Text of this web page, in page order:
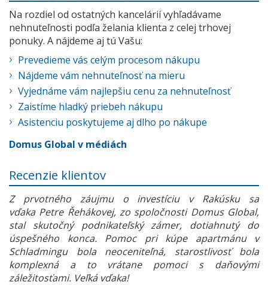
Na rozdiel od ostatných kancelárií vyhľadávame
nehnuteľnosti podľa želania klienta z celej trhovej
ponuky. A nájdeme aj tú Vašu:
Prevedieme vás celým procesom nákupu
Nájdeme vám nehnuteľnosť na mieru
Vyjednáme vám najlepšiu cenu za nehnuteľnosť
Zaistíme hladký priebeh nákupu
Asistenciu poskytujeme aj dlho po nákupe
Domus Global v médiách
Recenzie klientov
Z prvotného záujmu o investíciu v Rakúsku sa
vďaka Petre Řehákovej, zo spoločnosti Domus Global,
stal skutočný podnikateľský zámer, dotiahnutý do
úspešného konca. Pomoc pri kúpe apartmánu v
Schladmingu bola neoceniteľná, starostlivosť bola
komplexná a to vrátane pomoci s daňovými
záležitosťami. Veľká vďaka!